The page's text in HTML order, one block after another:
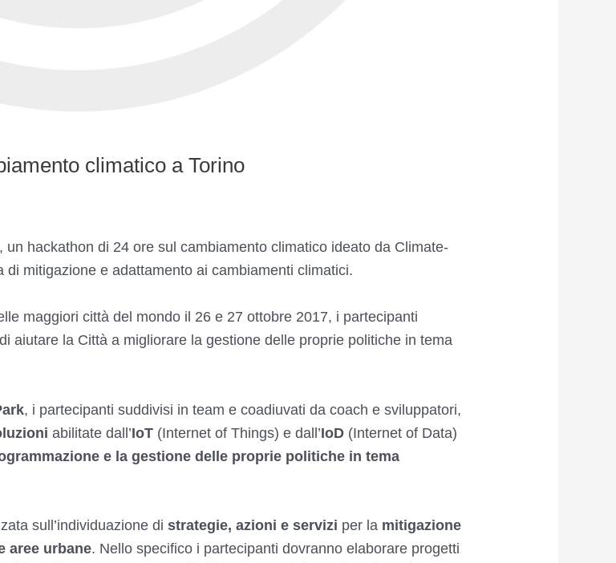
climatico a Torino
un hackathon di 24 ore sul cambiamento climatico ideato da Climate-
mitigazione e adattamento ai cambiamenti climatici.
maggiori città del mondo il 26 e 27 ottobre 2017, i partecipanti
aiutare la Città a migliorare la gestione delle proprie politiche in tema
, i partecipanti suddivisi in team e coadiuvati da coach e sviluppatori,
abilitate dall’IoT (Internet of Things) e dall’IoD (Internet of Data)
e la gestione delle proprie politiche in tema
sull’individuazione distrategie, azioni e servizi per la mitigazione
aree urbane. Nello specifico i partecipanti dovranno elaborare progetti